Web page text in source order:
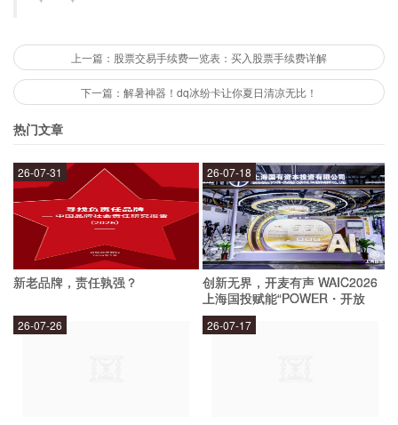
在互联网上，“bj”通常会被用在社交媒体、聊天软
件和网络论坛等地方。当一个用户想要表达自己的
自己的意思。此外，很多网友还会将“bj”用作表
情，以更生动形象地表达自己的情感。
“bj”是否有负面影响？
虽然“bj”在互联网上的使用非常常见，但是由于它
上一篇：股票交易手续费一览表：买入股票手续费详解
下一篇：解暑神器！dq冰纷卡让你夏日清凉无比！
热门文章
新老品牌，责任孰强？
26-07-31
创新无界，开麦有声 WAIC2026
上海国投赋能“POWER・开放
麦”专场成功举办
26-07-18
26-07-26 26-07-17